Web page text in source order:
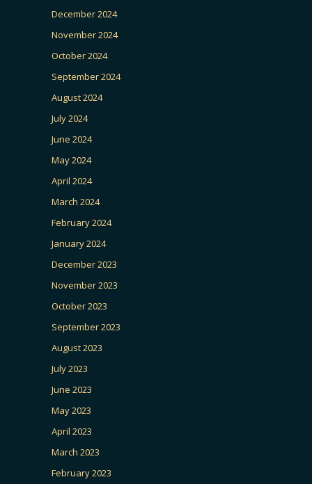
December 2024
November 2024
October 2024
September 2024
August 2024
July 2024
June 2024
May 2024
April 2024
March 2024
February 2024
January 2024
December 2023
November 2023
October 2023
September 2023
August 2023
July 2023
June 2023
May 2023
April 2023
March 2023
February 2023